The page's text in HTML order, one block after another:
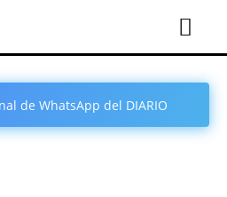
de WhatsApp del DIARIO